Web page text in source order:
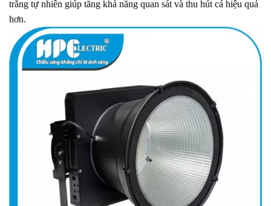
trắng tự nhiên giúp tăng khả năng quan sát và thu hút cá hiệu quả
hơn.